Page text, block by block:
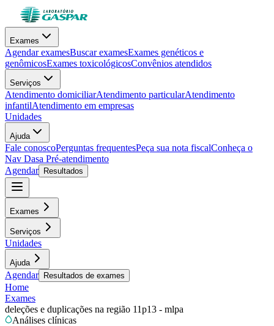
Exames
Agendar examesBuscar examesExames genéticos e
genômicosExames toxicológicosConvênios atendidos
Serviços
Atendimento domiciliarAtendimento particularAtendimento
infantilAtendimento em empresas
Unidades
Ajuda
Fale conoscoPerguntas frequentesPeça sua nota fiscalConheça o
Nav Dasa Pré-atendimento
Agendar
Resultados
Exames
Serviços
Unidades
Ajuda
Agendar Resultados de exames
Home
Exames
deleções e duplicações na região 11p13 - mlpa
Análises clínicas